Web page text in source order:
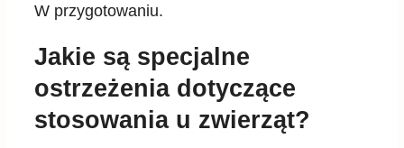
W przygotowaniu.
Jakie są specjalne
ostrzeżenia dotyczące
stosowania u zwierząt?